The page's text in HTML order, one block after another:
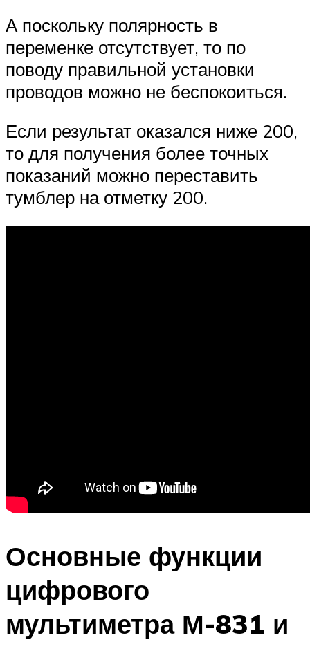
А поскольку полярность в
переменке отсутствует, то по
поводу правильной установки
проводов можно не беспокоиться.
Если результат оказался ниже 200,
то для получения более точных
показаний можно переставить
тумблер на отметку 200.
Основные функции
цифрового
мультиметра М-831 и